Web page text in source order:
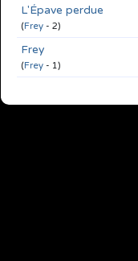
L'Épave perdue
(Frey - 2)
Frey
(Frey - 1)